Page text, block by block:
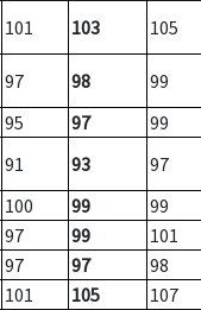
101 103 105
97 98
99
95 97
99
91 93
97
100 99
99
97 99
101
97 97
98
101 105
107